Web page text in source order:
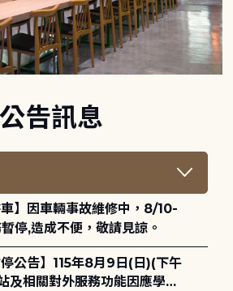
公告訊息
停,造成不便，敬請見諒。
及相關對外服務功能因應學術